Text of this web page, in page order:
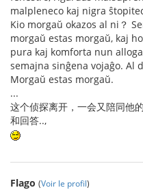
malpleneco kaj nigra
Kio morgaŭ okazos al ni？
morgaŭ estas morgaŭ, kaj
pura kaj komforta nun
semajna sinĝena vojaĝo. Al
Morgaŭ estas morgaŭ.
...
这个侦探离开，一会又陪同他
和回答..,
Flago (Voir le profil)